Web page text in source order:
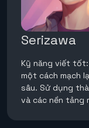
Serizawa
Kỹ năng viết tốt:
một cách mạch
sâu. Sử dụng
và các nền tảng